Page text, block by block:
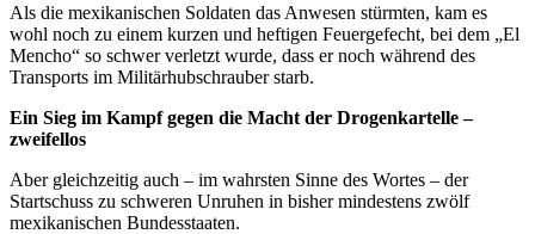
Als die mexikanischen Soldaten das Anwesen stürmten, kam es
wohl noch zu einem kurzen und heftigen Feuergefecht, bei dem „El
Mencho“ so schwer verletzt wurde, dass er noch während des
Transports im Militärhubschrauber starb.
Ein Sieg im Kampf gegen die Macht der Drogenkartelle –
zweifellos
Aber gleichzeitig auch – im wahrsten Sinne des Wortes – der
Startschuss zu schweren Unruhen in bisher mindestens zwölf
mexikanischen Bundesstaaten.